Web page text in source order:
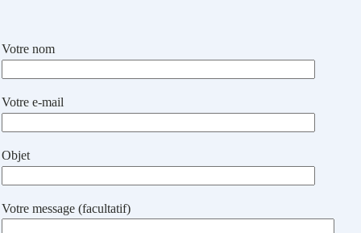
Votre nom
Votre e-mail
Objet
Votre message (facultatif)